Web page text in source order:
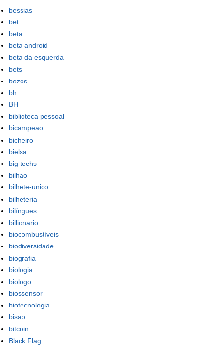
bessias
bet
beta
beta android
beta da esquerda
bets
bezos
bh
BH
biblioteca pessoal
bicampeao
bicheiro
bielsa
big techs
bilhao
bilhete-unico
bilheteria
bilíngues
billionario
biocombustíveis
biodiversidade
biografia
biologia
biologo
biossensor
biotecnologia
bisao
bitcoin
Black Flag